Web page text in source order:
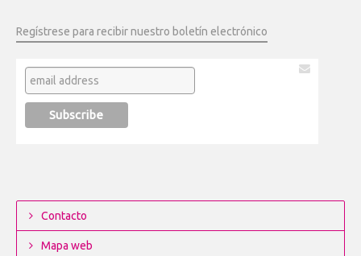
Regístrese para recibir nuestro boletín electrónico
Contacto
Mapa web